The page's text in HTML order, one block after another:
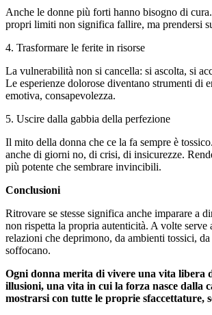
Anche le donne più forti hanno bisogno di
propri limiti non significa fallire, ma prendersi
4. Trasformare le ferite in risorse
La vulnerabilità non si cancella: si ascolta, si
Le esperienze dolorose diventano strumenti di
emotiva, consapevolezza.
5. Uscire dalla gabbia della perfezione
Il mito della donna che ce la fa sempre è
anche di giorni no, di crisi, di insicurezze.
più potente che sembrare invincibili.
Conclusioni
Ritrovare se stesse significa anche imparare a
non rispetta la propria autenticità. A volte serve
relazioni che deprimono, da ambienti tossici, da
soffocano.
Ogni donna merita di vivere una vita libera
illusioni, una vita in cui la forza nasce dalla
mostrarsi con tutte le proprie sfaccettature,